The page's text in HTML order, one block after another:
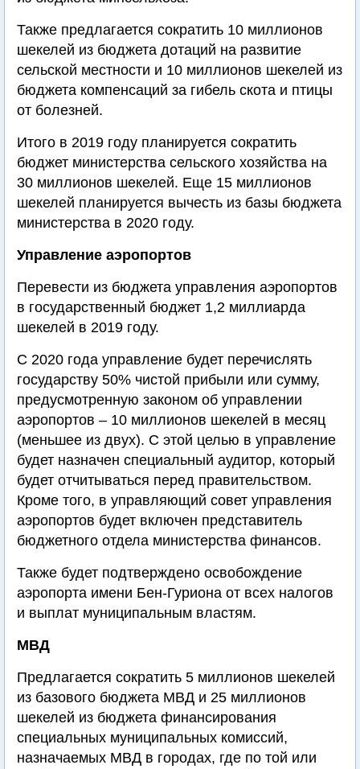
Также предлагается сократить 10 миллионов
шекелей из бюджета дотаций на развитие
сельской местности и 10 миллионов шекелей из
бюджета компенсаций за гибель скота и птицы
от болезней.
Итого в 2019 году планируется сократить
бюджет министерства сельского хозяйства на
30 миллионов шекелей. Еще 15 миллионов
шекелей планируется вычесть из базы бюджета
министерства в 2020 году.
Управление аэропортов
Перевести из бюджета управления аэропортов
в государственный бюджет 1,2 миллиарда
шекелей в 2019 году.
С 2020 года управление будет перечислять
государству 50% чистой прибыли или сумму,
предусмотренную законом об управлении
аэропортов – 10 миллионов шекелей в месяц
(меньшее из двух). С этой целью в управление
будет назначен специальный аудитор, который
будет отчитываться перед правительством.
Кроме того, в управляющий совет управления
аэропортов будет включен представитель
бюджетного отдела министерства финансов.
Также будет подтверждено освобождение
аэропорта имени Бен-Гуриона от всех налогов
и выплат муниципальным властям.
МВД
Предлагается сократить 5 миллионов шекелей
из базового бюджета МВД и 25 миллионов
шекелей из бюджета финансирования
специальных муниципальных комиссий,
назначаемых МВД в городах, где по той или